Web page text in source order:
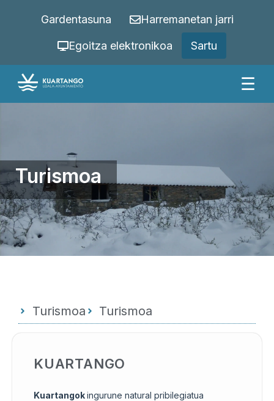
Gardentasuna Harremanetan jarri
Egoitza elektronikoa Sartu
☰
Turismoa
Turismoa Turismoa
KUARTANGO
Kuartangokingurune natural pribilegiatua